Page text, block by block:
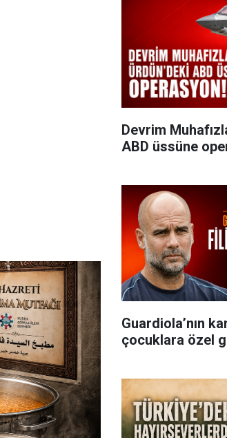
Devrim
ABD üssüne
Guardiola’nın
çocuklara özel